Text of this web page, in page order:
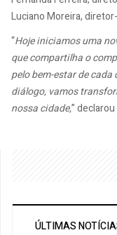
Luciano Moreira,
“Hoje iniciamos uma
que compartilha o
pelo bem-estar de
diálogo, vamos
nossa cidade,”
ÚLTIMAS